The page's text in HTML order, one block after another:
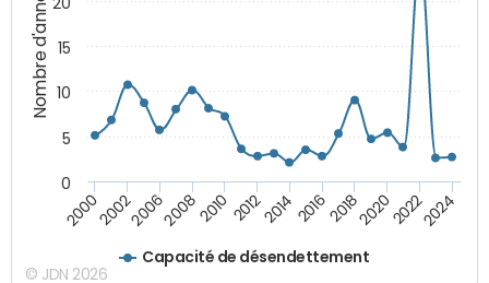
Nombre d'années
Capacité de désendettement
20002002200620082010 2012201420162018202020222024
0
5
10
15
© JDN 2026